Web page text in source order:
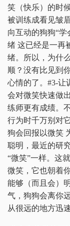
笑（快乐）的时
被训练成看见皱
向互动的狗狗“
绪 这已经是一再
绪。所以，为什
顺？没有比见到
心情的了。#3-让
会对微笑快速做
练师更有成绩。
行为时千万别对
狗会回报以微笑
聪明，最近的研
“微笑”一样。这
微笑，它也朝着
能够（而且会）
气，狗狗会离你
从很远的地方迅